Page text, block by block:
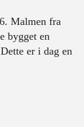
Malmen fra
bygget en
er i dag en